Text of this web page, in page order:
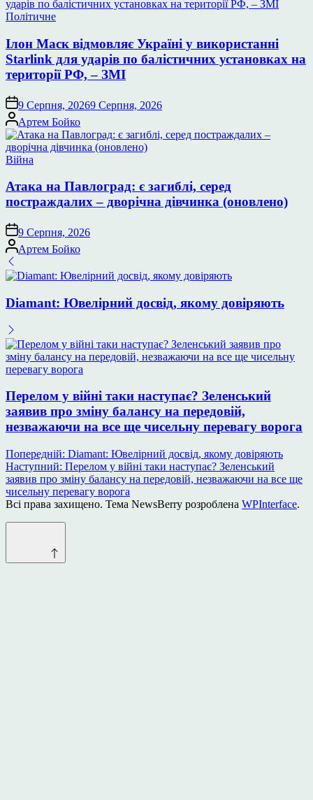
Опублікувати
Політичне
Ілон Маск відмовляє Україні у використанні
Starlink для ударів по балістичних установках на
території РФ, – ЗМІ
9 Серпня, 20269 Серпня, 2026
Опубліковано
Артем Бойко
Опублікувати
Війна
Атака на Павлоград: є загиблі, серед
постраждалих – дворічна дівчинка (оновлено)
9 Серпня, 2026
Опубліковано
Артем Бойко
Diamant: Ювелірний досвід, якому довіряють
Перелом у війні таки наступає? Зеленський
заявив про зміну балансу на передовій,
незважаючи на все ще чисельну перевагу ворога
Навігація
записів
Попередній: Diamant: Ювелірний досвід, якому довіряють
Наступний: Перелом у війні таки наступає? Зеленський
заявив про зміну балансу на передовій, незважаючи на все ще
чисельну перевагу ворога
Всі права захищено. Тема NewsBerry розроблена WPInterface.